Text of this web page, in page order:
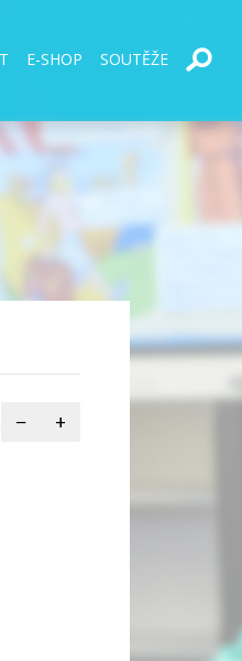
E-SHOP SOUTĚŽE
− +